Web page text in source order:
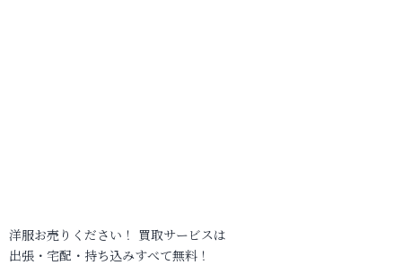
洋服お売りください！ 買取サービスは
出張・宅配・持ち込みすべて無料！